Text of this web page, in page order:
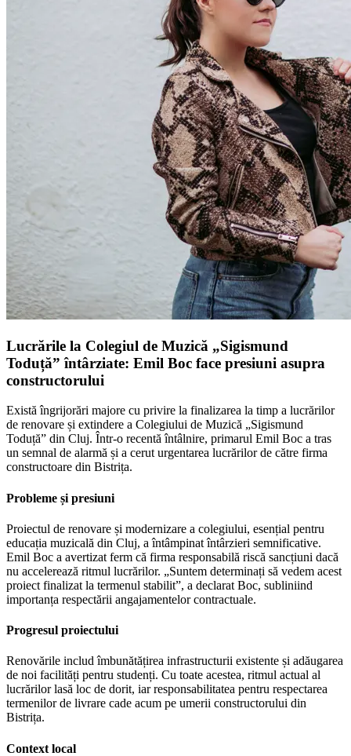
Lucrările la Colegiul de Muzică „Sigismund
Toduță” întârziate: Emil Boc face presiuni asupra
constructorului
Există îngrijorări majore cu privire la finalizarea la timp a lucrărilor
de renovare și extindere a Colegiului de Muzică „Sigismund
Toduță” din Cluj. Într-o recentă întâlnire, primarul Emil Boc a tras
un semnal de alarmă și a cerut urgentarea lucrărilor de către firma
constructoare din Bistrița.
Probleme și presiuni
Proiectul de renovare și modernizare a colegiului, esențial pentru
educația muzicală din Cluj, a întâmpinat întârzieri semnificative.
Emil Boc a avertizat ferm că firma responsabilă riscă sancțiuni dacă
nu accelerează ritmul lucrărilor. „Suntem determinați să vedem acest
proiect finalizat la termenul stabilit”, a declarat Boc, subliniind
importanța respectării angajamentelor contractuale.
Progresul proiectului
Renovările includ îmbunătățirea infrastructurii existente și adăugarea
de noi facilități pentru studenți. Cu toate acestea, ritmul actual al
lucrărilor lasă loc de dorit, iar responsabilitatea pentru respectarea
termenilor de livrare cade acum pe umerii constructorului din
Bistrița.
Context local